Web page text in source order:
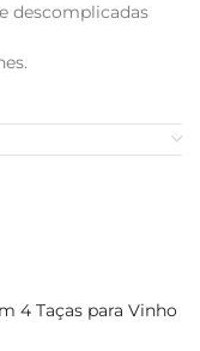
descomplicadas
4 Taças para Vinho